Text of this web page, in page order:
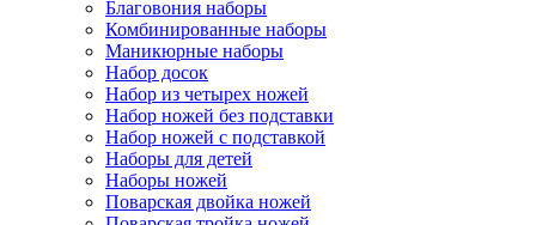
Благовония наборы
Комбинированные наборы
Маникюрные наборы
Набор досок
Набор из четырех ножей
Набор ножей без подставки
Набор ножей с подставкой
Наборы для детей
Наборы ножей
Поварская двойка ножей